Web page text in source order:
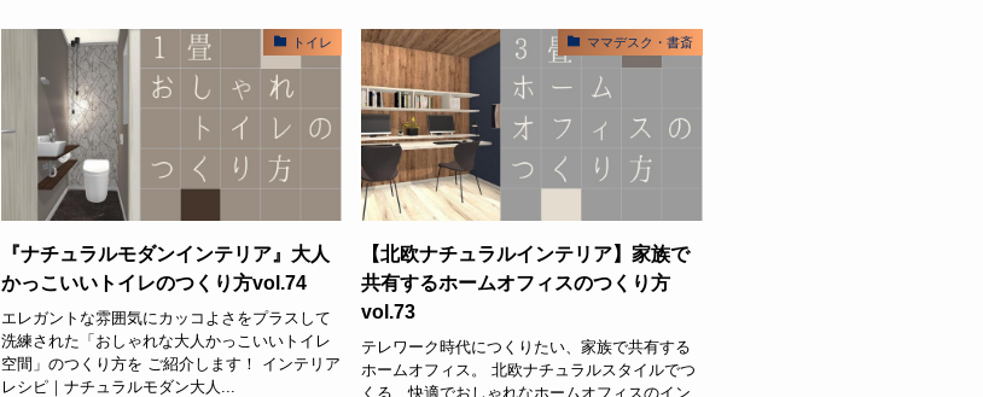
トイレ
『ナチュラルモダンインテリア』大人
かっこいいトイレのつくり方vol.74
エレガントな雰囲気にカッコよさをプラスして
洗練された「おしゃれな大人かっこいいトイレ
空間」のつくり方を ご紹介します！ インテリア
レシピ｜ナチュラルモダン大人...
ママデスク・書斎
【北欧ナチュラルインテリア】家族で
共有するホームオフィスのつくり方
vol.73
テレワーク時代につくりたい、家族で共有する
ホームオフィス。 北欧ナチュラルスタイルでつ
くる、快適でおしゃれなホームオフィスのイン